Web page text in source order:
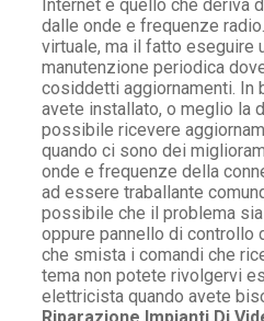
Internet e quello che deriva
dalle onde e frequenze
virtuale, ma il fatto eseguire
manutenzione periodica
cosiddetti aggiornamenti. In
avete installato, o meglio la
possibile ricevere
quando ci sono dei
onde e frequenze della
ad essere traballante
possibile che il problema
oppure pannello di controllo
che smista i comandi che
tema non potete rivolgervi
elettricista quando avete
Riparazione Impianti Di